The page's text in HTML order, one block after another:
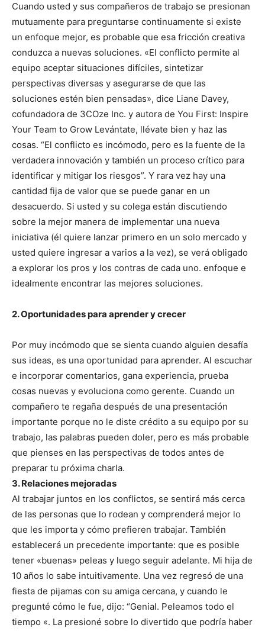
Cuando usted y sus compañeros de trabajo se presionan
mutuamente para preguntarse continuamente si existe
un enfoque mejor, es probable que esa fricción creativa
conduzca a nuevas soluciones. «El conflicto permite al
equipo aceptar situaciones difíciles, sintetizar
perspectivas diversas y asegurarse de que las
soluciones estén bien pensadas», dice Liane Davey,
cofundadora de 3COze Inc. y autora de You First: Inspire
Your Team to Grow Levántate, llévate bien y haz las
cosas. “El conflicto es incómodo, pero es la fuente de la
verdadera innovación y también un proceso crítico para
identificar y mitigar los riesgos”. Y rara vez hay una
cantidad fija de valor que se puede ganar en un
desacuerdo. Si usted y su colega están discutiendo
sobre la mejor manera de implementar una nueva
iniciativa (él quiere lanzar primero en un solo mercado y
usted quiere ingresar a varios a la vez), se verá obligado
a explorar los pros y los contras de cada uno. enfoque e
idealmente encontrar las mejores soluciones.
2. Oportunidades para aprender y crecer
Por muy incómodo que se sienta cuando alguien desafía
sus ideas, es una oportunidad para aprender. Al escuchar
e incorporar comentarios, gana experiencia, prueba
cosas nuevas y evoluciona como gerente. Cuando un
compañero te regaña después de una presentación
importante porque no le diste crédito a su equipo por su
trabajo, las palabras pueden doler, pero es más probable
que pienses en las perspectivas de todos antes de
preparar tu próxima charla.
3. Relaciones mejoradas
Al trabajar juntos en los conflictos, se sentirá más cerca
de las personas que lo rodean y comprenderá mejor lo
que les importa y cómo prefieren trabajar. También
establecerá un precedente importante: que es posible
tener «buenas» peleas y luego seguir adelante. Mi hija de
10 años lo sabe intuitivamente. Una vez regresó de una
fiesta de pijamas con su amiga cercana, y cuando le
pregunté cómo le fue, dijo: “Genial. Peleamos todo el
tiempo «. La presioné sobre lo divertido que podría haber